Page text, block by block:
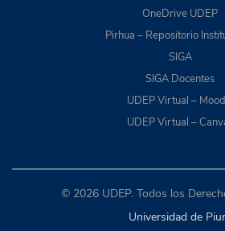
OneDrive UDEP
Pirhua – Repositorio
SIGA
SIGA Docentes
UDEP Virtual –
UDEP Virtual –
© 2026 UDEP. Todos los
Universidad de